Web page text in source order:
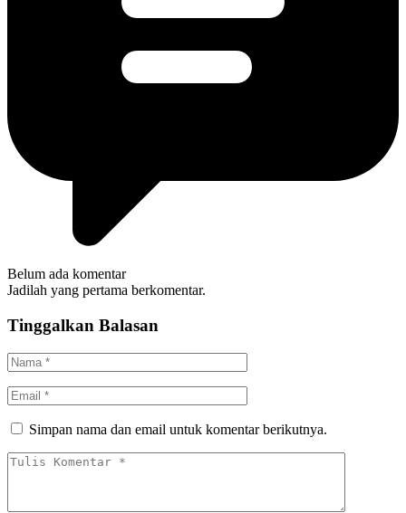
Belum ada komentar
Jadilah yang pertama berkomentar.
Tinggalkan Balasan
Simpan nama dan email untuk komentar berikutnya.